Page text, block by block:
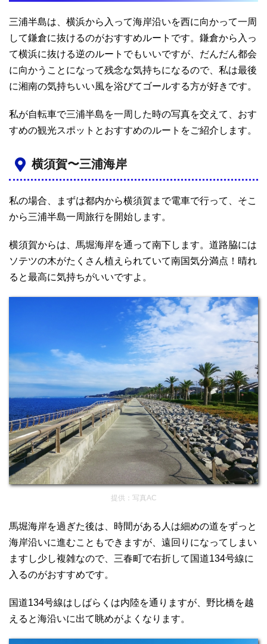
三浦半島は、横浜から入って海岸沿いを西に向かって一周
して鎌倉に抜けるのがおすすめルートです。鎌倉から入っ
て横浜に抜ける逆のルートでもいいですが、だんだん都会
に向かうことになって残念な気持ちになるので、私は最後
に湘南の気持ちいい風を浴びてゴールする方が好きです。
私が自転車で三浦半島を一周した時の写真を交えて、おす
すめの観光スポットとおすすめのルートをご紹介します。
横須賀〜三浦海岸
私の場合、まずは都内から横須賀まで電車で行って、そこ
から三浦半島一周旅行を開始します。
横須賀からは、馬堀海岸を通って南下します。道路脇には
ソテツの木がたくさん植えられていて南国気分満点！晴れ
ると最高に気持ちがいいですよ。
提供：写真AC
馬堀海岸を過ぎた後は、時間がある人は細めの道をずっと
海岸沿いに進むこともできますが、遠回りになってしまい
ますし少し複雑なので、三春町で右折して国道134号線に
入るのがおすすめです。
国道134号線はしばらくは内陸を通りますが、野比橋を越
えると海沿いに出て眺めがよくなります。